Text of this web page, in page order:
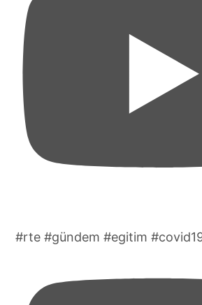
#rte #gündem #egitim